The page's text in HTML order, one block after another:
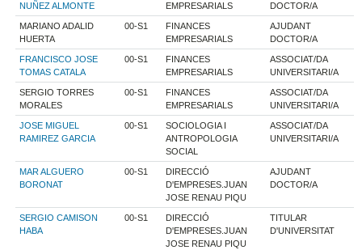
NUÑEZ ALMONTE
EMPRESARIALS
DOCTOR/A
MARIANO ADALID
HUERTA
00-S1
FINANCES
EMPRESARIALS
AJUDANT
DOCTOR/A
FRANCISCO JOSE
TOMAS CATALA
00-S1
FINANCES
EMPRESARIALS
ASSOCIAT/DA
UNIVERSITARI/A
SERGIO TORRES
MORALES
00-S1
FINANCES
EMPRESARIALS
ASSOCIAT/DA
UNIVERSITARI/A
JOSE MIGUEL
RAMIREZ GARCIA
00-S1
SOCIOLOGIA I
ANTROPOLOGIA
SOCIAL
ASSOCIAT/DA
UNIVERSITARI/A
MAR ALGUERO
BORONAT
00-S1
DIRECCIÓ
D'EMPRESES.JUAN
JOSE RENAU PIQU
AJUDANT
DOCTOR/A
SERGIO CAMISON
HABA
00-S1
DIRECCIÓ
D'EMPRESES.JUAN
JOSE RENAU PIQU
TITULAR
D'UNIVERSITAT